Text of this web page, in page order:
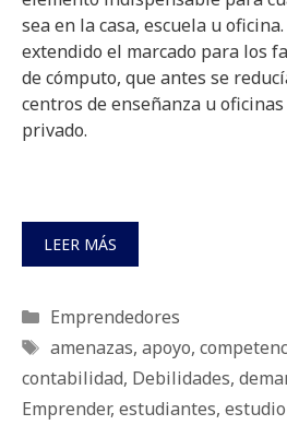
sea en la casa, escuela u
extendido el marcado para los
de cómputo, que antes se
centros de enseñanza u
privado.
LEER MÁS
Categorías
Emprendedores
Etiquetas
amenazas, apoyo,
contabilidad, Debilidades,
Emprender, estudiantes,